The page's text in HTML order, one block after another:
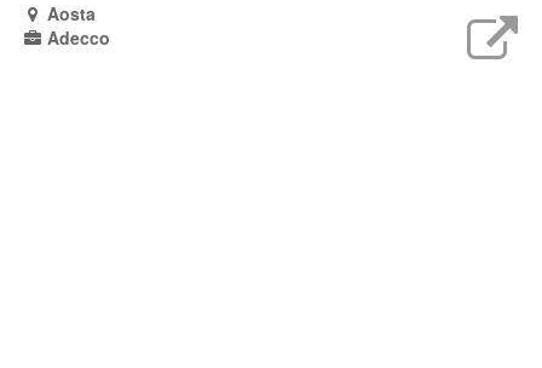
Aosta
Adecco